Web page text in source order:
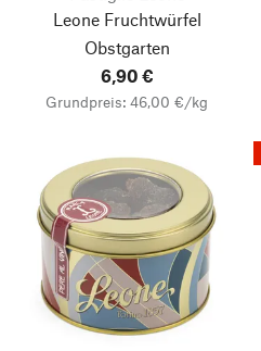
Leone Fruchtwürfel
Obstgarten
6,90 €
Grundpreis: 46,00 €/kg